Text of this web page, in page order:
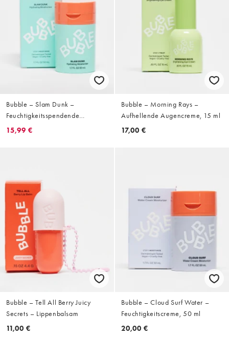
Bubble – Slam Dunk –
Feuchtigkeitsspendende
Gesichtscreme, 50 ml
15,99 €
Bubble – Morning Rays –
Aufhellende Augencreme, 15 ml
17,00 €
Bubble – Tell All Berry Juicy
Secrets – Lippenbalsam
11,00 €
Bubble – Cloud Surf Water –
Feuchtigkeitscreme, 50 ml
20,00 €